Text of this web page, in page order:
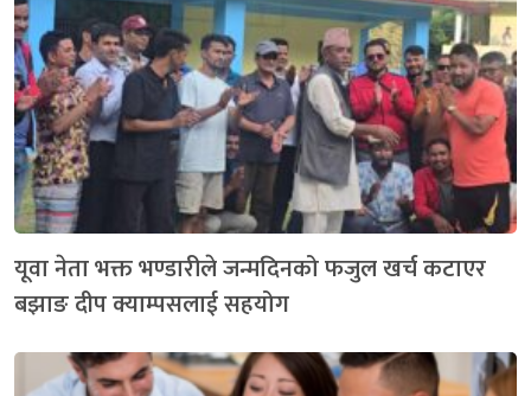
यूवा नेता भक्त भण्डारीले जन्मदिनको फजुल खर्च कटाएर
बझाङ दीप क्याम्पसलाई सहयोग